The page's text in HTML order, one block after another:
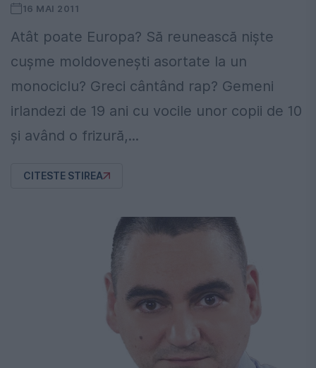
16 MAI 2011
Atât poate Europa? Să reunească nişte
cuşme moldoveneşti asortate la un
monociclu? Greci cântând rap? Gemeni
irlandezi de 19 ani cu vocile unor copii de 10
şi având o frizură,...
CITESTE STIREA